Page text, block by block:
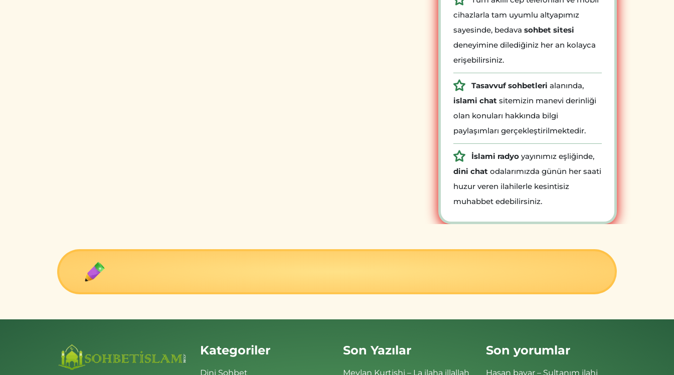
cihazlarla tam uyumlu altyapımız
sayesinde, bedava sohbet sitesi
deneyimine dilediğiniz her an kolayca
erişebilirsiniz.
Tasavvuf sohbetleri alanında,
islami chat sitemizin manevi derinliği
olan konuları hakkında bilgi
paylaşımları gerçekleştirilmektedir.
İslami radyo yayınımız eşliğinde,
dini chat odalarımızda günün her saati
huzur veren ilahilerle kesintisiz
muhabbet edebilirsiniz.
Kategoriler
Dini Sohbet
Son Yazılar
Mevlan Kurtishi – La ilaha illallah
Son yorumlar
Hasan bayar – Sultanım ilahi